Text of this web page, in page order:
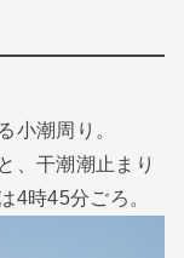
小潮周り。
、干潮潮止まり
4時45分ごろ。